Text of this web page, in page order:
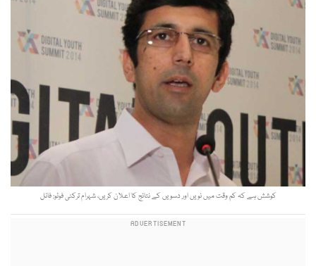
کوشش ہے کہ کم وقت میں نویں اور دسویں کے نتائج کا اعلان کریں، شہرام ترکئی فوٹو: فائل